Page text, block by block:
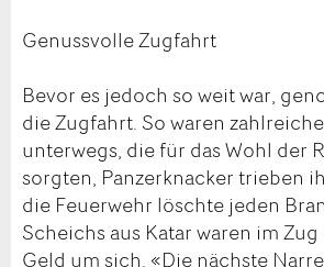
Genussvolle Zugfahrt
Bevor es jedoch so weit war,
die Zugfahrt. So waren
unterwegs, die für das Wohl der
sorgten, Panzerknacker trieben
die Feuerwehr löschte jeden
Scheichs aus Katar waren im
Geld um sich. «Die nächste